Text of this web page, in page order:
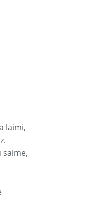
laimi,
saime,